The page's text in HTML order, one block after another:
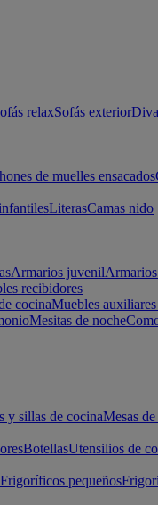
relaxSofás exterior
de muelles ensacados
LiterasCamas nido
Armarios juvenil
recibidores
cocinaMuebles
Mesitas de noche
y sillas de cocinaMesas
BotellasUtensilios de
Frigoríficos pequeños